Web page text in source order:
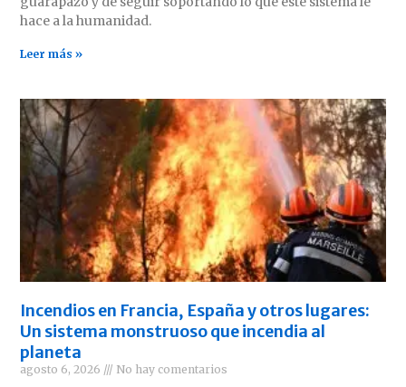
hace a la humanidad.
Leer más »
Incendios en Francia, España y otros lugares:
Un sistema monstruoso que incendia al
planeta
agosto 6, 2026 No hay comentarios